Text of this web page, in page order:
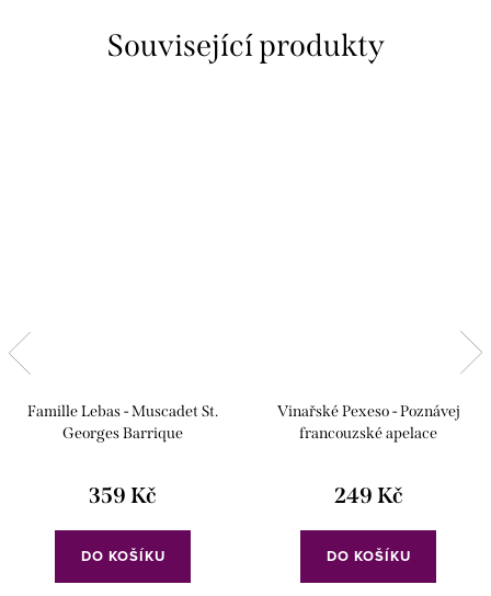
Související produkty
Famille Lebas - Muscadet St.
Georges Barrique
359 Kč
DO KOŠÍKU
Vinařské Pexeso - Poznávej
francouzské apelace
249 Kč
DO KOŠÍKU